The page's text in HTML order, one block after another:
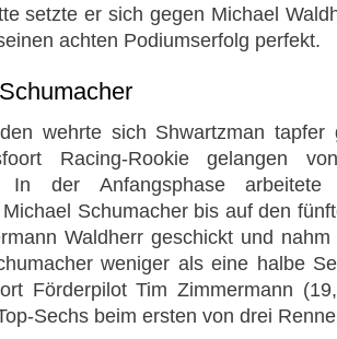
setzte er sich gegen Michael
achten Podiumserfolg perfekt.
wehrte sich Shwartzman tapfer
Racing-Rookie gelangen
In der Anfangsphase
Schumacher bis auf den
Waldherr geschickt und
weniger als eine halbe
Förderpilot Tim Zimmermann
Sechs beim ersten von drei